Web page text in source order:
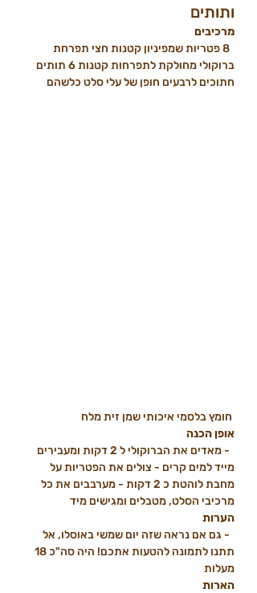
ותותים
מרכיבים
  8 פטריות שמפיניון קטנות חצי תפרחת
ברוקולי מחולקת לתפרחות קטנות 6 תותים
חתוכים לרבעים חופן של עלי סלט כלשהם
אופן הכנה
  - מאדים את הברוקולי ל 2 דקות ומעבירים
מייד למים קרים - צולים את הפטריות על
מחבת לוהטת כ 2 דקות - מערבבים את כל
מרכיבי הסלט, מטבלים ומגישים מיד
הערות
  - גם אם נראה שזה יום שמשי באוסלו, אל
מעלות
הארות